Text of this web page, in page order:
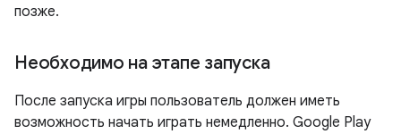
позже.
Необходимо на этапе запуска
После запуска игры пользователь должен иметь
возможность начать играть немедленно. Google Play